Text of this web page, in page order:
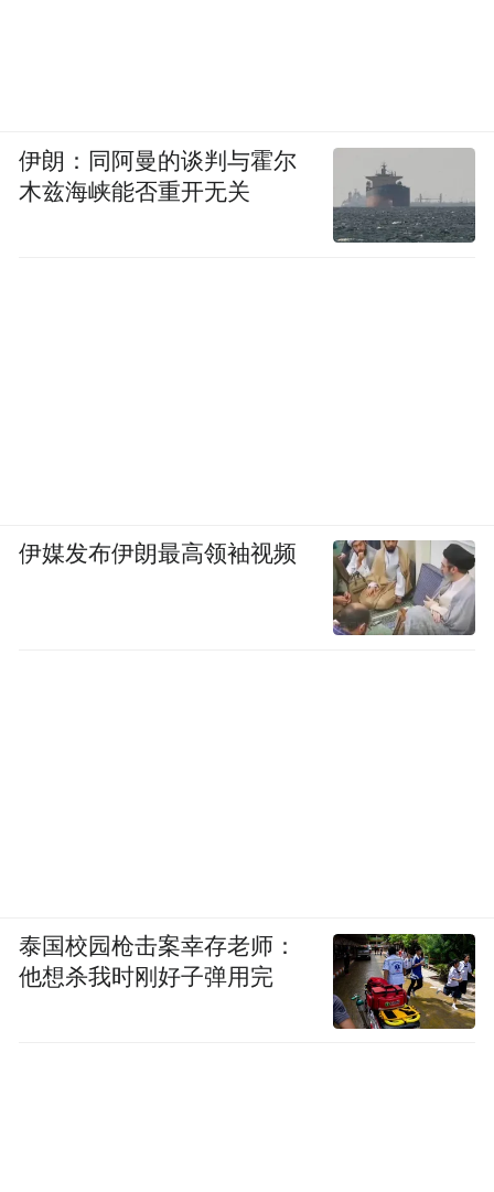
伊朗：同阿曼的谈判与霍尔
木兹海峡能否重开无关
伊媒发布伊朗最高领袖视频
泰国校园枪击案幸存老师：
他想杀我时刚好子弹用完